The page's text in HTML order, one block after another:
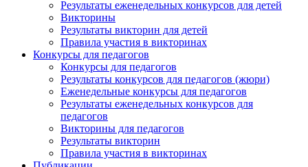
Результаты еженедельных конкурсов для детей
Викторины
Результаты викторин для детей
Правила участия в викторинах
Конкурсы для педагогов
Конкурсы для педагогов
Результаты конкурсов для педагогов (жюри)
Еженедельные конкурсы для педагогов
Результаты еженедельных конкурсов для
педагогов
Викторины для педагогов
Результаты викторин
Правила участия в викторинах